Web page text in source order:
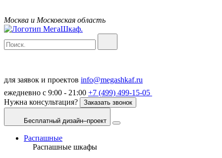
Москва и Московская область
для заявок и проектов info@megashkaf.ru
ежедневно с 9:00 - 21:00 +7 (499) 499-15-05
Нужна консультация?
Заказать звонок
Бесплатный дизайн–проект
Распашные
Распашные шкафы